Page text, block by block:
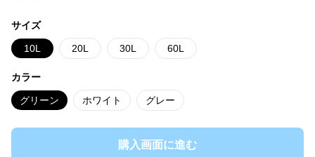
サイズ
10L 20L 30L 60L
カラー
グリーン ホワイト グレー
購入画面に進む